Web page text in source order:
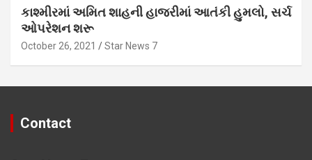
કાશ્મીરમાં અમિત શાહની હાજરીમાં આતંકી હુમલો, સર્ચ
ઓપરેશન શરૂ
October 26, 2021 Star News 7
Contact